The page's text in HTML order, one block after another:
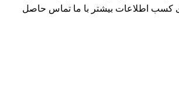
کسب اطلاعات بیشتر با ما تماس حاصل